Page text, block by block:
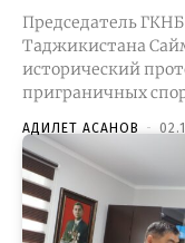
Председатель
Таджикистана
исторический
приграничных
АДИЛЕТ АСАНОВ -